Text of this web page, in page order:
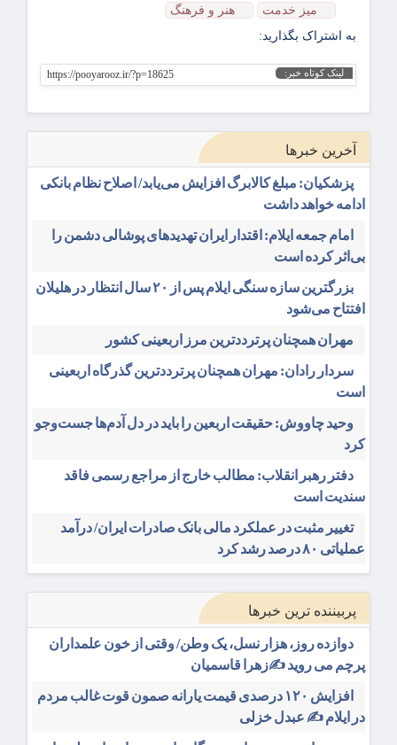
میز خدمت
هنر و فرهنگ
به اشتراک بگذارید:
لینک کوتاه خبر: https://pooyarooz.ir/?p=18625
آخرین خبرها
پزشکیان: مبلغ کالابرگ افزایش می‌یابد/ اصلاح نظام بانکی
ادامه خواهد داشت
امام جمعه ایلام: اقتدار ایران تهدیدهای پوشالی دشمن را
بی‌اثر کرده است
بزرگترین سازه سنگی ایلام پس از ۲۰ سال انتظار در هلیلان
افتتاح می‌شود
مهران همچنان پرترددترین مرز اربعینی کشور
سردار رادان: مهران همچنان پرترددترین گذرگاه اربعینی
است
وحید چاووش: حقیقت اربعین را باید در دل آدم‌ها جست‌وجو
کرد
دفتر رهبر انقلاب: مطالب خارج از مراجع رسمی فاقد
سندیت است
تغییر مثبت در عملکرد مالی بانک صادرات ایران/ درآمد
عملیاتی ۸۰ درصد رشد کرد
پربیننده ترین خبرها
دوازده روز، هزار نسل، یک وطن/ وقتی از خون علمداران
پرچم می روید ✍️زهرا قاسمیان
افزایش ۱۲۰ درصدی قیمت یارانه صمون قوت غالب مردم
در ایلام ✍️ عبدل خزلی